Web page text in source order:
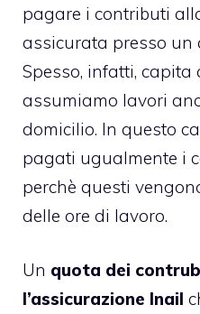
pagare i contributi
assicurata presso un
Spesso, infatti, capita
assumiamo lavori
domicilio. In questo
pagati ugualmente i
perchè questi
delle ore di lavoro.
Un quota dei
l’assicurazione Inail